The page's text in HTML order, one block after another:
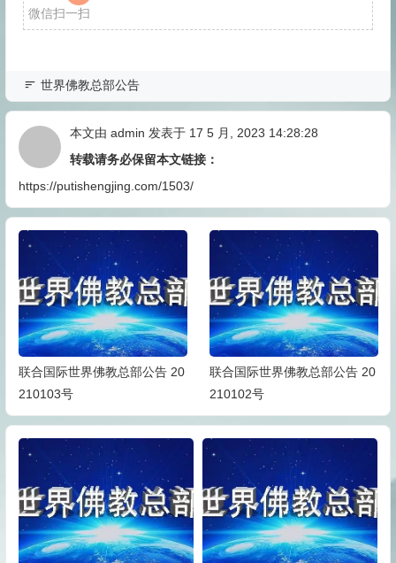
微信扫一扫
世界佛教总部公告
本文由 admin 发表于 17 5 月, 2023 14:28:28
转载请务必保留本文链接：
https://putishengjing.com/1503/
联合国际世界佛教总部公告 20
210103号
联合国际世界佛教总部公告 20
210102号